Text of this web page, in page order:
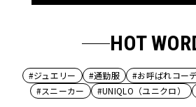
HOT
#ジュエリー #通勤服 #お呼ばれコー
#スニーカー
#UNIQLO（ユニクロ）